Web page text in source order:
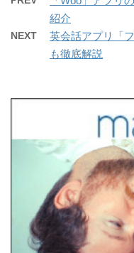
紹介
NEXT
英会話アプリ「
も徹底解説